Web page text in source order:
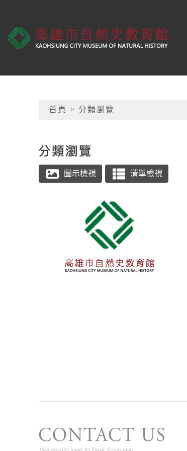
高雄市自然史教育館
網頁導覽
首頁 > 分類瀏覽